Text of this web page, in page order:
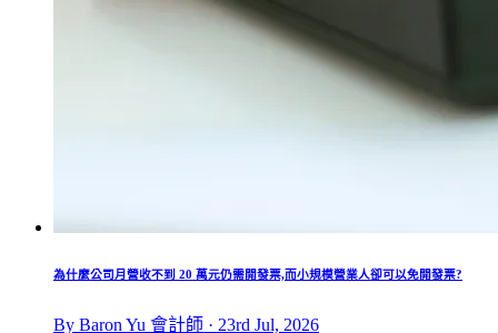
為什麼公司月營收不到 20 萬元仍需開發票,而小規模營業人卻可以免開發票?
By Baron Yu 會計師 · 23rd Jul, 2026